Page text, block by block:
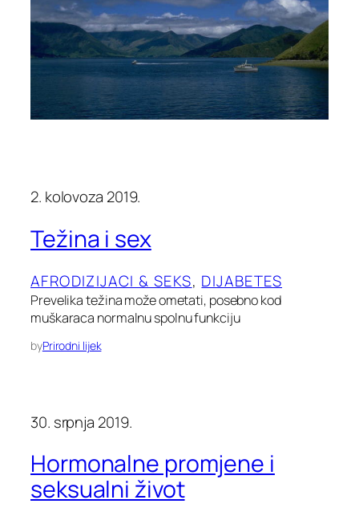
2. kolovoza 2019.
Težina i sex
AFRODIZIJACI & SEKS, DIJABETES
Prevelika težina može ometati, posebno kod
muškaraca normalnu spolnu funkciju
byPrirodni lijek
30. srpnja 2019.
Hormonalne promjene i
seksualni život